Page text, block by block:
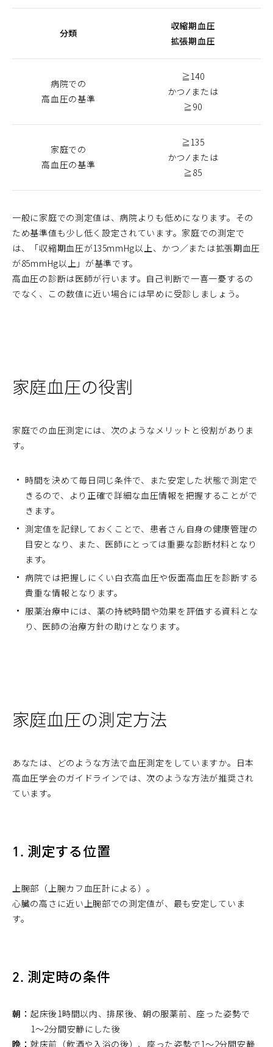
分類
収縮期血圧
拡張期血圧
病院での
高血圧の基準
≧140
かつ ⁄ または
≧90
家庭での
高血圧の基準
≧135
かつ ⁄ または
≧85
一般に家庭での測定値は、病院よりも低めになります。その
ため基準値も少し低く設定されています。家庭での測定で
は、「収縮期血圧が135mmHg以上、かつ／または拡張期血圧
が85mmHg以上」が基準です。
高血圧の診断は医師が行います。自己判断で一喜一憂するの
でなく、この数値に近い場合には早めに受診しましょう。
家庭血圧の役割
家庭での血圧測定には、次のようなメリットと役割がありま
す。
時間を決めて毎日同じ条件で、また安定した状態で測定で
きるので、より正確で詳細な血圧情報を把握することがで
きます。
測定値を記録しておくことで、患者さん自身の健康管理の
目安となり、また、医師にとっては重要な診断材料となり
ます。
病院では把握しにくい白衣高血圧や仮面高血圧を診断する
貴重な情報となります。
服薬治療中には、薬の持続時間や効果を評価する資料とな
り、医師の治療方針の助けとなります。
家庭血圧の測定方法
あなたは、どのような方法で血圧測定をしていますか。日本
高血圧学会のガイドラインでは、次のような方法が推奨され
ています。
1. 測定する位置
上腕部（上腕カフ血圧計による）。
心臓の高さに近い上腕部での測定値が、最も安定していま
す。
2. 測定時の条件
朝： 起床後1時間以内、排尿後、朝の服薬前、座った姿勢で
1〜2分間安静にした後
晩： 就床前（飲酒や入浴の後）、座った姿勢で1〜2分間安静